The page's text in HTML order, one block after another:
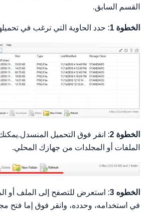
القسم السابق.
الخطوة 1 : حدد الحاوية التي ترغب في
الخطوة 2
: انقر فوق التحميل
الملفات أو المجلدات من جهازك المحلي.
الخطوه 3
: استعرض للتصفح إلى الملف أو
في استخدامه، وحدده، وانقر فوق إما فتح